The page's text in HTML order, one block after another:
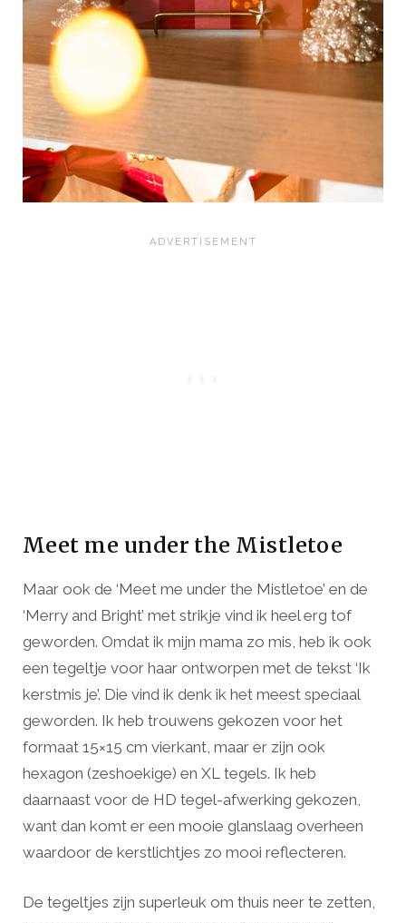
Meet me under the Mistletoe
Maar ook de ‘Meet me under the Mistletoe’ en de
‘Merry and Bright’ met strikje vind ik heel erg tof
geworden. Omdat ik mijn mama zo mis, heb ik ook
een tegeltje voor haar ontworpen met de tekst ‘Ik
kerstmis je’. Die vind ik denk ik het meest speciaal
geworden. Ik heb trouwens gekozen voor het
formaat 15×15 cm vierkant, maar er zijn ook
hexagon (zeshoekige) en XL tegels. Ik heb
daarnaast voor de HD tegel-afwerking gekozen,
want dan komt er een mooie glanslaag overheen
waardoor de kerstlichtjes zo mooi reflecteren.
De tegeltjes zijn superleuk om thuis neer te zetten,